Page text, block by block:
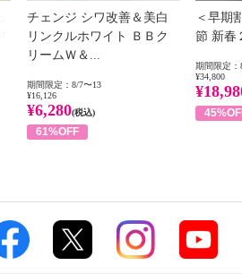
チェンジ シワ改善＆美白
リンクルホワイト ＢＢク
リームＷ＆...
期間限定：8/7〜13
¥16,126
¥6,280(税込)
61%OFF
＜早期
節 新春
期間限定：
¥34,800